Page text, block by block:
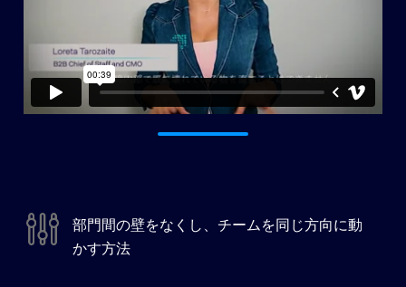
部門間の壁をなくし、チームを同じ方向に動
かす方法